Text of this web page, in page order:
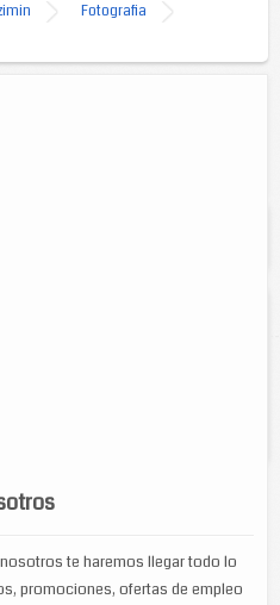
Fotografia
te haremos llegar todo lo
promociones, ofertas de empleo